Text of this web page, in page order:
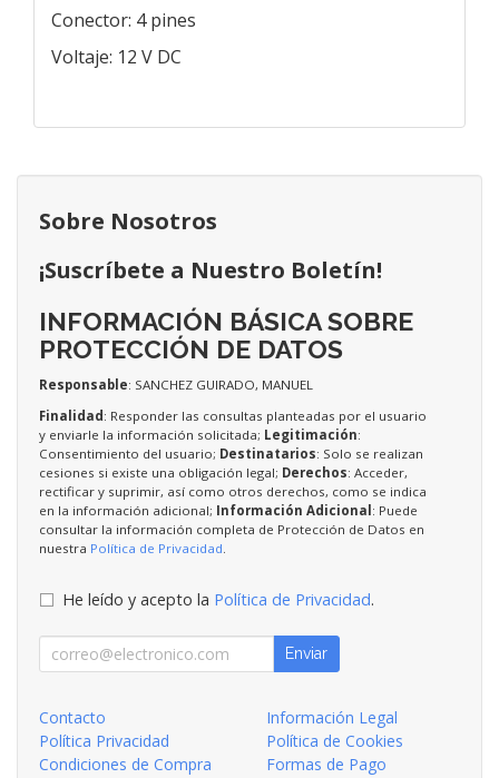
Conector: 4 pines
Voltaje: 12 V DC
Sobre Nosotros
¡Suscríbete a Nuestro Boletín!
INFORMACIÓN BÁSICA SOBRE
PROTECCIÓN DE DATOS
Responsable: SANCHEZ GUIRADO, MANUEL
Finalidad: Responder las consultas planteadas por el usuario
y enviarle la información solicitada; Legitimación:
Consentimiento del usuario; Destinatarios: Solo se realizan
cesiones si existe una obligación legal; Derechos: Acceder,
rectificar y suprimir, así como otros derechos, como se indica
en la información adicional; Información Adicional: Puede
consultar la información completa de Protección de Datos en
nuestra Política de Privacidad
He leído y acepto la Política de Privacidad.
Enviar
Contacto
Información Legal
Política Privacidad
Política de Cookies
Condiciones de Compra
Formas de Pago